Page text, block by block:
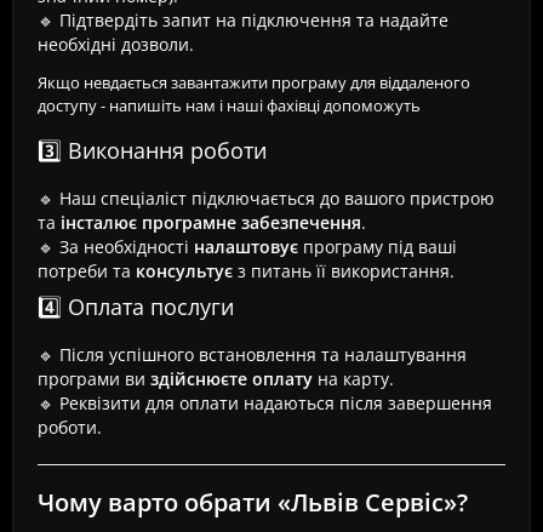
🔹 Підтвердіть запит на підключення та надайте
необхідні дозволи.
Якщо невдається завантажити програму для віддаленого
доступу - напишіть нам і наші фахівці допоможуть
3️⃣ Виконання роботи
🔹 Наш спеціаліст підключається до вашого пристрою
та інсталює програмне забезпечення.
🔹 За необхідності налаштовує програму під ваші
потреби та консультує з питань її використання.
4️⃣ Оплата послуги
🔹 Після успішного встановлення та налаштування
програми ви здійснюєте оплату на карту.
🔹 Реквізити для оплати надаються після завершення
роботи.
Чому варто обрати «Львів Сервіс»?